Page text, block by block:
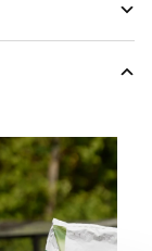
och
Gödslingen
och
som ger ett